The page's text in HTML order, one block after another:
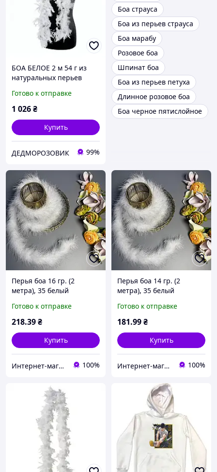
БОА БЕЛОЕ 2 м 54 г из
натуральных перьев
Готово к отправке
1 026₴
Купить
ДЕДМОРОЗОВИК 99%
Боа страуса
Боа из перьев страуса
Боа марабу
Розовое боа
Шпинат боа
Боа из перьев петуха
Длинное розовое боа
Боа черное пятислойное
Перья боа 16 гр. (2
метра), 35 белый
Готово к отправке
218.39₴
Купить
Интернет-магазин Мир Кружева 100%
Перья боа 14 гр. (2
метра), 35 белый
Готово к отправке
181.99₴
Купить
Интернет-магазин Мир Кружева 100%